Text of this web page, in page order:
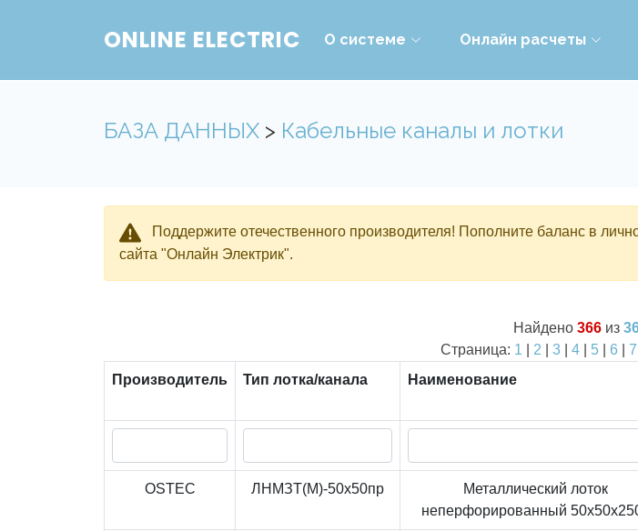
ONLINE ELECTRIC О системе Онлайн расчеты
БАЗА ДАННЫХ > Кабельные каналы и лотки
Поддержите отечественного производителя! Пополните баланс в
сайта "Онлайн Электрик".
Найдено 366 из
Страница: 1 2 3| 4| 5| 6 7
Производитель
Тип лотка/канала Наименование
OSTEC ЛНМЗТ(М)-50x50пр
Металлический лоток
неперфорированный